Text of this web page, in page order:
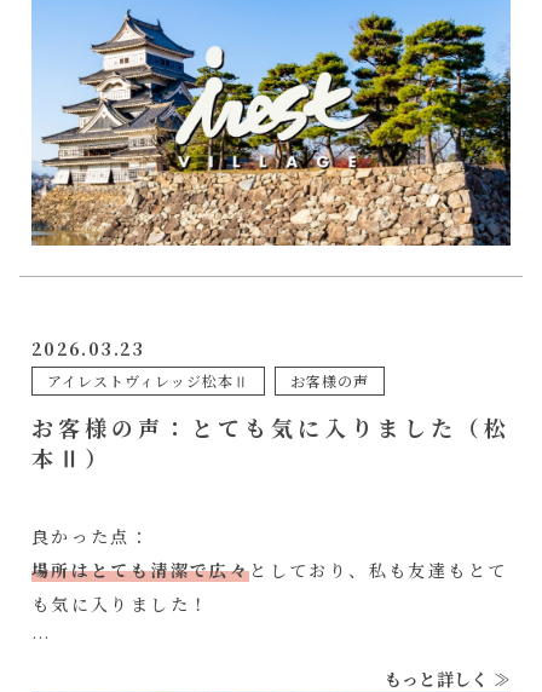
2026.03.23
アイレストヴィレッジ松本Ⅱ お客様の声
お客様の声：とても気に入りました（松
本Ⅱ）
良かった点：
場所はとても清潔で広々としており、私も友達もとて
も気に入りました！
もっと詳しく ≫